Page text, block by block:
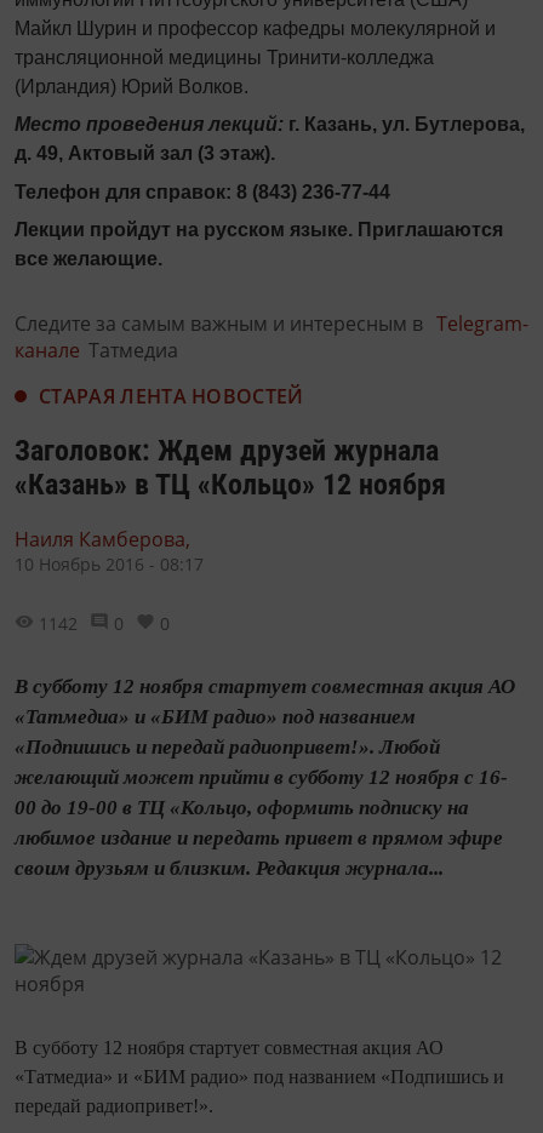
Майкл Шурин и профессор кафедры молекулярной и
трансляционной медицины Тринити-колледжа
(Ирландия) Юрий Волков.
Место проведения лекций: г. Казань, ул. Бутлерова,
д. 49, Актовый зал (3 этаж).
Телефон для справок: 8 (843) 236-77-44
Лекции пройдут на русском языке. Приглашаются
все желающие.
Следите за самым важным и интересным в Telegram-
канале Татмедиа
СТАРАЯ ЛЕНТА НОВОСТЕЙ
Заголовок: Ждем друзей журнала
«Казань» в ТЦ «Кольцо» 12 ноября
Наиля Камберова,
10 Ноябрь 2016 - 08:17
1142 0 0
В субботу 12 ноября стартует совместная акция АО
«Татмедиа» и «БИМ радио» под названием
«Подпишись и передай радиопривет!». Любой
желающий может прийти в субботу 12 ноября с 16-
00 до 19-00 в ТЦ «Кольцо, оформить подписку на
любимое издание и передать привет в прямом эфире
своим друзьям и близким. Редакция журнала...
В субботу 12 ноября стартует совместная акция АО
«Татмедиа» и «БИМ радио» под названием «Подпишись и
передай радиопривет!».